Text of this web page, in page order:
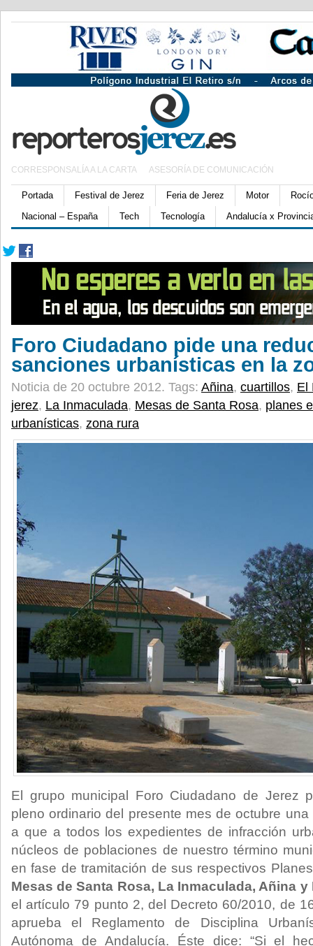
CORRESPONSALÍA A LA CARTA ASESORÍA DE COMUNICACIÓN
Portada Festival de Jerez Feria de Jerez Motor
Nacional – España
Tech Tecnología Andalucía x
Foro Ciudadano pide una
sanciones urbanísticas en la
Noticia de 20 octubre 2012. Tags: Añina, cuartillos, El
jerez, La Inmaculada, Mesas de Santa Rosa, planes
urbanísticas, zona rura
El grupo municipal Foro Ciudadano de Jerez
pleno ordinario del presente mes de octubre
a que a todos los expedientes de infracción
núcleos de poblaciones de nuestro término
en fase de tramitación de sus respectivos
Mesas de Santa Rosa, La Inmaculada, Añina y
el artículo 79 punto 2, del Decreto 60/2010, de
aprueba el Reglamento de Disciplina
Autónoma de Andalucía. Éste dice: “Si el